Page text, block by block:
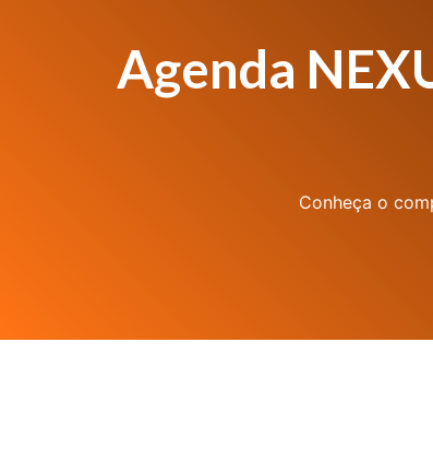
Agenda
Conheça o